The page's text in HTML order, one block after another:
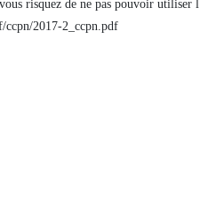
ccpn/2017-2_ccpn.pdf
risquez de ne pas pouvoir utiliser